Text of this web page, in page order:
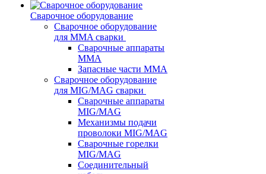
Сварочное оборудование
Сварочное оборудование
для MMA сварки
Сварочные аппараты
MMA
Запасные части MMA
Сварочное оборудование
для MIG/MAG сварки
Сварочные аппараты
MIG/MAG
Механизмы подачи
проволоки MIG/MAG
Сварочные горелки
MIG/MAG
Соединительный